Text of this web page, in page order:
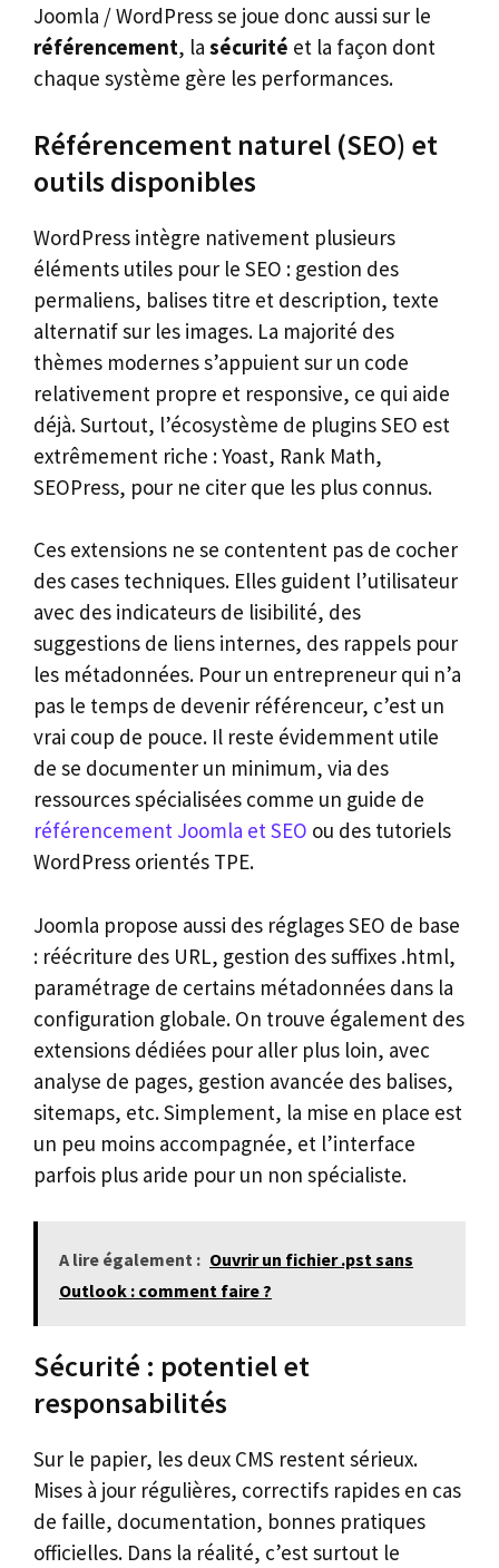
Joomla / WordPress se joue donc aussi sur le
référencement, la sécurité et la façon dont
chaque système gère les performances.
Référencement naturel (SEO) et
outils disponibles
WordPress intègre nativement plusieurs
éléments utiles pour le SEO : gestion des
permaliens, balises titre et description, texte
alternatif sur les images. La majorité des
thèmes modernes s’appuient sur un code
relativement propre et responsive, ce qui aide
déjà. Surtout, l’écosystème de plugins SEO est
extrêmement riche : Yoast, Rank Math,
SEOPress, pour ne citer que les plus connus.
Ces extensions ne se contentent pas de cocher
des cases techniques. Elles guident l’utilisateur
avec des indicateurs de lisibilité, des
suggestions de liens internes, des rappels pour
les métadonnées. Pour un entrepreneur qui n’a
pas le temps de devenir référenceur, c’est un
vrai coup de pouce. Il reste évidemment utile
de se documenter un minimum, via des
ressources spécialisées comme un guide de
référencement Joomla et SEO ou des tutoriels
WordPress orientés TPE.
Joomla propose aussi des réglages SEO de base
: réécriture des URL, gestion des suffixes .html,
paramétrage de certains métadonnées dans la
configuration globale. On trouve également des
extensions dédiées pour aller plus loin, avec
analyse de pages, gestion avancée des balises,
sitemaps, etc. Simplement, la mise en place est
un peu moins accompagnée, et l’interface
parfois plus aride pour un non spécialiste.
A lire également : Ouvrir un fichier .pst sans
Outlook : comment faire ?
Sécurité : potentiel et
responsabilités
Sur le papier, les deux CMS restent sérieux.
Mises à jour régulières, correctifs rapides en cas
de faille, documentation, bonnes pratiques
officielles. Dans la réalité, c’est surtout le